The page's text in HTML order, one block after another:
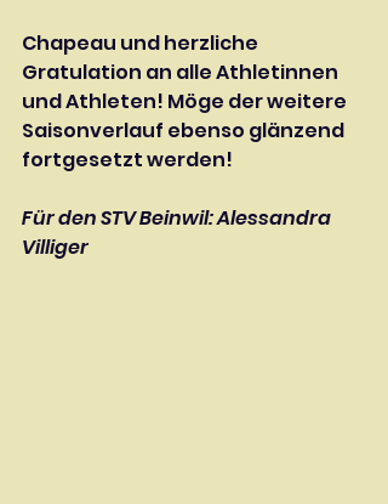
Chapeau und herzliche
Gratulation an alle Athletinnen
und Athleten! Möge der weitere
Saisonverlauf ebenso glänzend
fortgesetzt werden!
Für den STV Beinwil: Alessandra
Villiger